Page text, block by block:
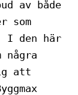
av både
som
I den här
några
att